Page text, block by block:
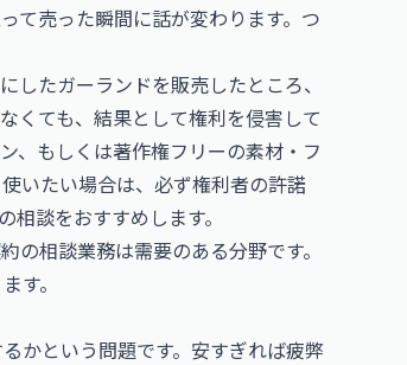
て売った瞬間に話が変わります。つ
したガーランドを販売したところ、
くても、結果として権利を侵害して
、もしくは著作権フリーの素材・フ
いたい場合は、必ず権利者の許諾
談をおすすめします。
相談業務は需要のある分野です。
す。
かという問題です。安すぎれば疲弊